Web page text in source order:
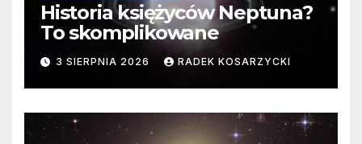
Historia księżyców Neptuna?
To skomplikowane
3 SIERPNIA 2026 RADEK KOSARZYCKI